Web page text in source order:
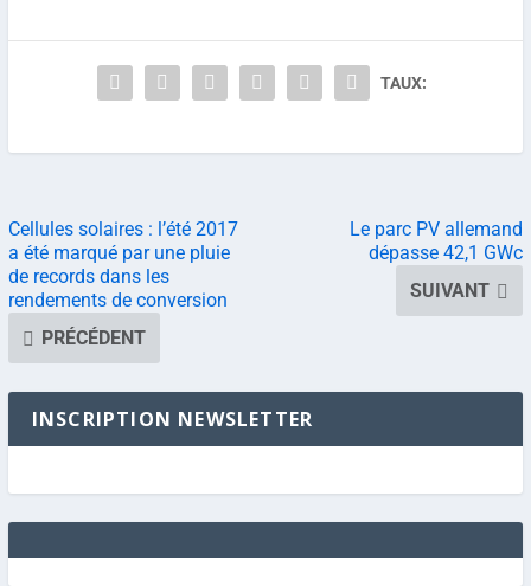
TAUX:
Cellules solaires : l’été 2017
a été marqué par une pluie
de records dans les
rendements de conversion
PRÉCÉDENT
Le parc PV allemand
dépasse 42,1 GWc
SUIVANT
INSCRIPTION NEWSLETTER